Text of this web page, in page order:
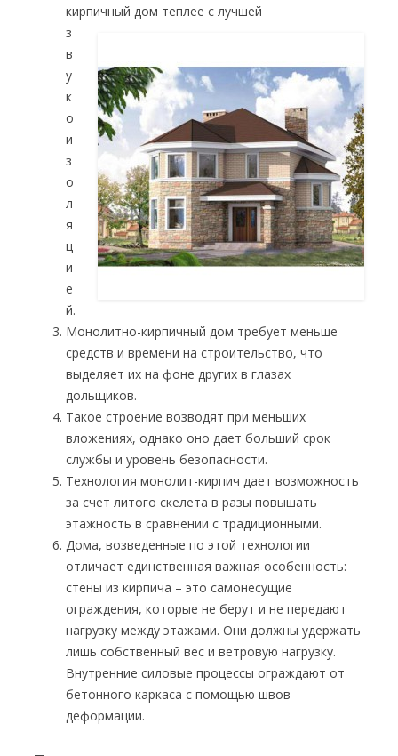
кирпичный дом теплее с лучшей
з
в
у
к
о
и
з
о
л
я
ц
и
е
й.
Монолитно-кирпичный дом требует меньше
средств и времени на строительство, что
выделяет их на фоне других в глазах
дольщиков.
Такое строение возводят при меньших
вложениях, однако оно дает больший срок
службы и уровень безопасности.
Технология монолит-кирпич дает возможность
за счет литого скелета в разы повышать
этажность в сравнении с традиционными.
Дома, возведенные по этой технологии
отличает единственная важная особенность:
стены из кирпича – это самонесущие
ограждения, которые не берут и не передают
нагрузку между этажами. Они должны удержать
лишь собственный вес и ветровую нагрузку.
Внутренние силовые процессы ограждают от
бетонного каркаса с помощью швов
деформации.